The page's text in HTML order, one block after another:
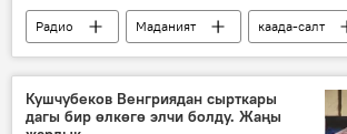
Радио Маданият
каада-салт
чебер
сайма
көргөзмө
Чынаркүл Асаналиева
Кушчубеков Венгриядан сырткары
дагы бир өлкөгө элчи болду. Жаңы